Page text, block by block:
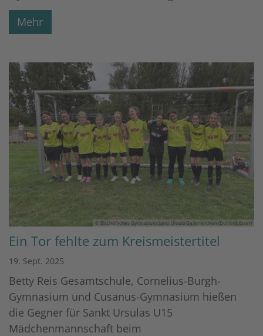
Mehr
© Bischöfliches Gymnasium Sankt Ursula Geilenkirchen (Dominik Esser)
Ein Tor fehlte zum Kreismeistertitel
19. Sept. 2025
Betty Reis Gesamtschule, Cornelius-Burgh-
Gymnasium und Cusanus-Gymnasium hießen
die Gegner für Sankt Ursulas U15
Mädchenmannschaft beim